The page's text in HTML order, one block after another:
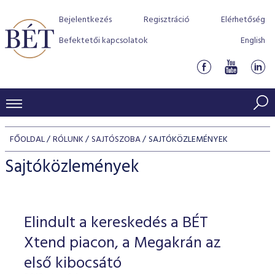
Bejelentkezés Regisztráció
Elérhetőség
Befektetői kapcsolatok
English
KERESKEDÉSI ADATOK
INDEXEK
Jelzáloglevél indexek
Vállalati kötvény indexek
Azonnali Piac
Részvények
Származékos piac
BEFEKTETŐK
Részvény szekció
Hitelpapír szekció
BÉT szabályzatok
Befektetővédelem
Alkalmazott díjstruktúra
Elszámolás
Részvény és vállalati kötvény tőzsdei bevezetését
program
BÉT Xtend - Részvénypiac egyszerűen
TŐZSDETAGOK
Tőzsdetagok, üzletkötők
VENDOROK
FŐOLDAL RÓLUNK SAJTÓSZOBA SAJTÓKÖZLEMÉNYEK
Sajtóközlemények
Elindult a kereskedés a BÉT
Xtend piacon, a Megakrán az
első kibocsátó